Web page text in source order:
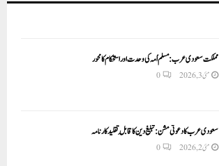
مملکت سعودی عرب: مسلم اُمہ کی وحدت اور استحکام کا محور
مئی 3, 2026 0
سعودی عرب کا دعوتی مشن: تبلیغ دین کا قابلِ تقلید کارنامہ
مئی 2, 2026 0